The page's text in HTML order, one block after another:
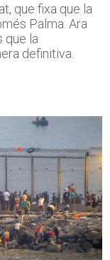
que fixa que la
Palma. Ara
que la
definitiva.